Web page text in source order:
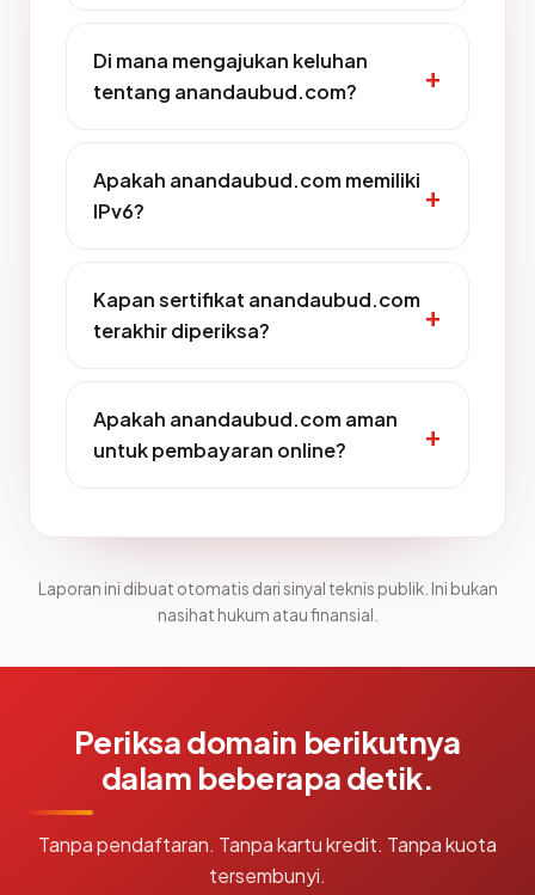
Di mana mengajukan keluhan
tentang anandaubud.com?
Apakah anandaubud.com memiliki
IPv6?
Kapan sertifikat anandaubud.com
terakhir diperiksa?
Apakah anandaubud.com aman
untuk pembayaran online?
Laporan ini dibuat otomatis dari sinyal teknis publik. Ini bukan
nasihat hukum atau finansial.
Periksa domain berikutnya
dalam beberapa detik.
Tanpa pendaftaran. Tanpa kartu kredit. Tanpa kuota
tersembunyi.